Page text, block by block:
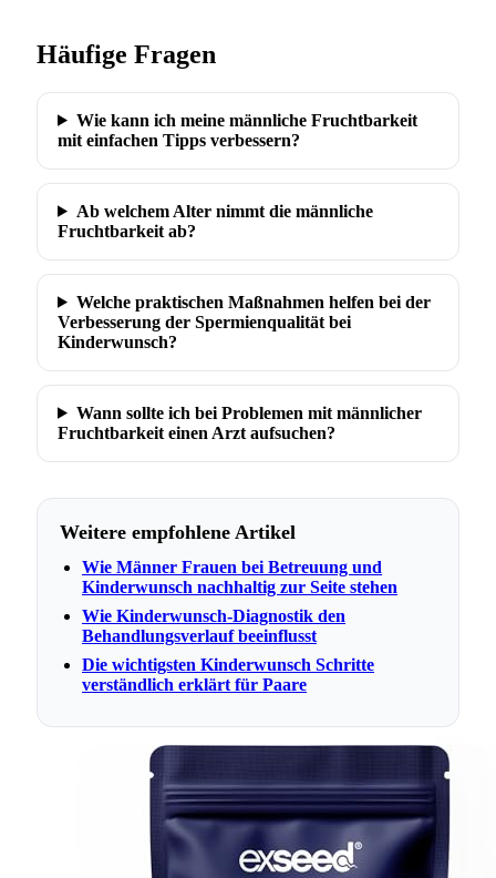
Häufige Fragen
Wie kann ich meine männliche Fruchtbarkeit
mit einfachen Tipps verbessern?
Ab welchem Alter nimmt die männliche
Fruchtbarkeit ab?
Welche praktischen Maßnahmen helfen bei der
Verbesserung der Spermienqualität bei
Kinderwunsch?
Wann sollte ich bei Problemen mit männlicher
Fruchtbarkeit einen Arzt aufsuchen?
Weitere empfohlene Artikel
Wie Männer Frauen bei Betreuung und
Kinderwunsch nachhaltig zur Seite stehen
Wie Kinderwunsch-Diagnostik den
Behandlungsverlauf beeinflusst
Die wichtigsten Kinderwunsch Schritte
verständlich erklärt für Paare